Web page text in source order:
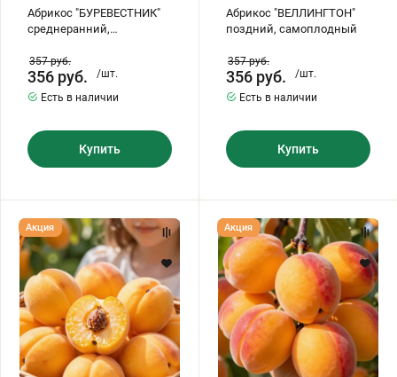
Абрикос "БУРЕВЕСТНИК"
среднеранний,
357руб.
356 руб.
/шт.
Есть в наличии
Купить
Абрикос "ВЕЛЛИНГТОН"
поздний, самоплодный
357руб.
356 руб.
/шт.
Есть в наличии
Купить
Абрикос
"ВОДОЛЕЙ
среднего
срока
созревания
Акция
Абрикос
"ДИОНИС"
ранний
(самоплодный)
Акция